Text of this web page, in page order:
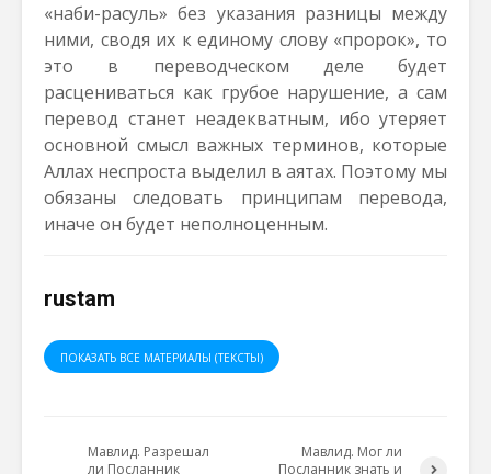
«наби-расуль» без указания разницы между
ними, сводя их к единому слову «пророк», то
это в переводческом деле будет
расцениваться как грубое нарушение, а сам
перевод станет неадекватным, ибо утеряет
основной смысл важных терминов, которые
Аллах неспроста выделил в аятах. Поэтому мы
обязаны следовать принципам перевода,
иначе он будет неполноценным.
rustam
ПОКАЗАТЬ ВСЕ МАТЕРИАЛЫ (ТЕКСТЫ)
Мавлид. Разрешал
ли Посланник
Мавлид. Мог ли
Посланник знать и